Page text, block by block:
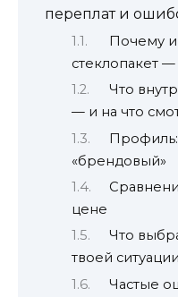
переплат и
Почему
стеклопакет
Что
— и на что
«брендовый»
цене
Что
твоей ситуации
Частые